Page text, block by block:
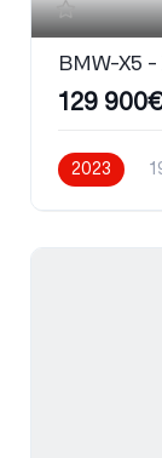
BMW-X5 -
129
2023